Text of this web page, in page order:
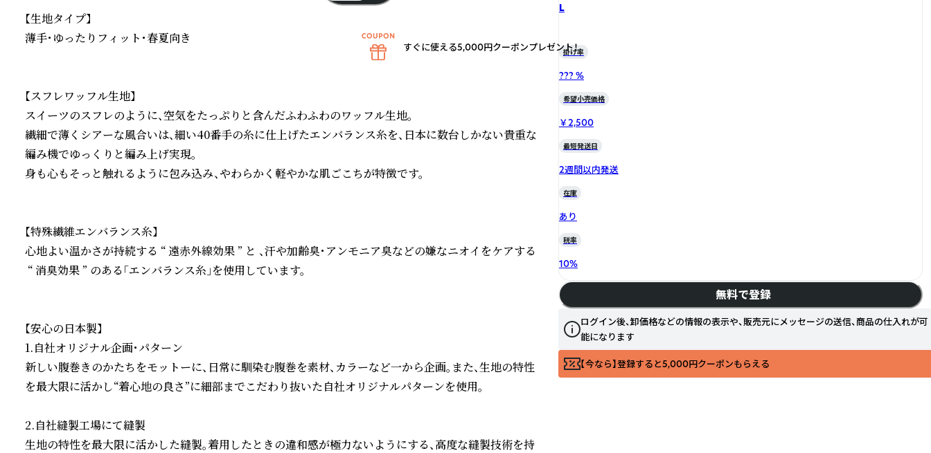
【生地タイプ】
薄手・ゆったりフィット・春夏向き
【スフレワッフル生地】
スイーツのスフレのように、空気をたっぷりと含んだふわふわのワッフル生地。
繊細で薄くシアーな風合いは、細い40番手の糸に仕上げたエンバランス糸を、日本に数台しかない貴重な
編み機でゆっくりと編み上げ実現。
身も心もそっと触れるように包み込み、やわらかく軽やかな肌ごこちが特徴です。
【特殊繊維エンバランス糸】
心地よい温かさが持続する “ 遠赤外線効果 ” と 、汗や加齢臭・アンモニア臭などの嫌なニオイをケアする
“ 消臭効果 ” のある「エンバランス糸」を使用しています。
【安心の日本製】
1.自社オリジナル企画・パターン
新しい腹巻きのかたちをモットーに、日常に馴染む腹巻を素材、カラーなど一から企画。また、生地の特性
を最大限に活かし“着心地の良さ”に細部までこだわり抜いた自社オリジナルパターンを使用。
2.自社縫製工場にて縫製
生地の特性を最大限に活かした縫製。着用したときの違和感が極力ないようにする、高度な縫製技術を持
L
掛け率
??? %
希望小売価格
￥2,500
最短発送日
2週間以内発送
在庫
あり
税率
10%
無料で登録
ログイン後、卸価格などの情報の表示や、販売元にメッセージの送信、商品の仕入れが可
能になります
【今なら】登録すると5,000円クーポンもらえる
すぐに使える5,000円クーポンプレゼント！